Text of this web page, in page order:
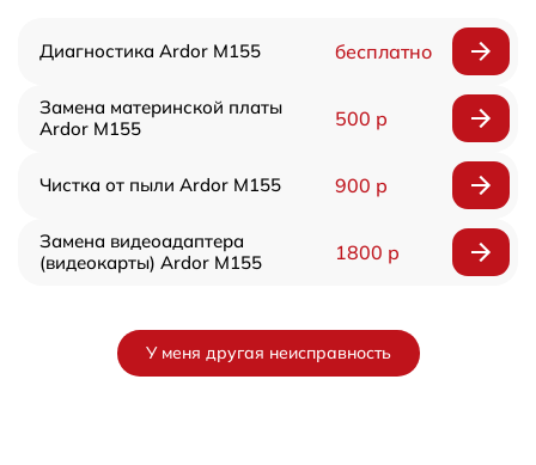
Диагностика Ardor M155 бесплатно
Замена материнской платы
Ardor M155
500 р
Чистка от пыли Ardor M155 900 р
Замена видеоадаптера
(видеокарты) Ardor M155
1800 р
У меня другая неисправность